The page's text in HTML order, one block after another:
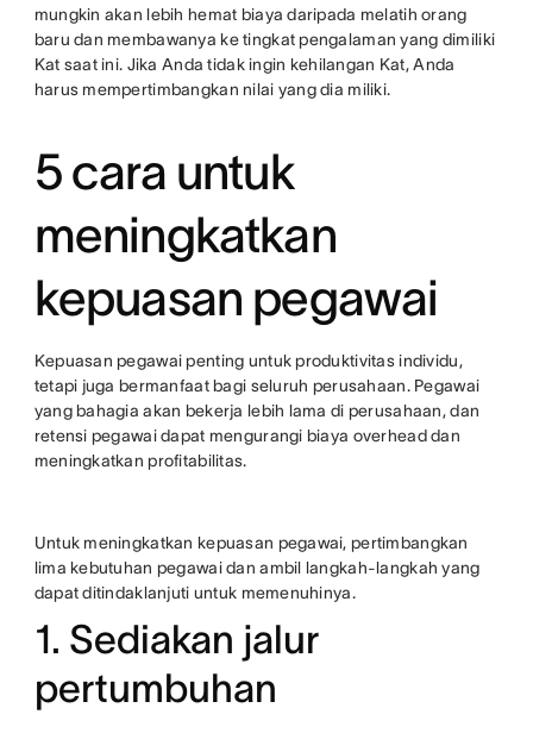
mungkin akan lebih hemat biaya daripada melatih orang
baru dan membawanya ke tingkat pengalaman yang dimiliki
Kat saat ini. Jika Anda tidak ingin kehilangan Kat, Anda
harus mempertimbangkan nilai yang dia miliki.
5 cara untuk
meningkatkan
kepuasan pegawai
Kepuasan pegawai penting untuk produktivitas individu,
tetapi juga bermanfaat bagi seluruh perusahaan. Pegawai
yang bahagia akan bekerja lebih lama di perusahaan, dan
retensi pegawai dapat mengurangi biaya overhead dan
meningkatkan profitabilitas.
Untuk meningkatkan kepuasan pegawai, pertimbangkan
lima kebutuhan pegawai dan ambil langkah-langkah yang
dapat ditindaklanjuti untuk memenuhinya.
1. Sediakan jalur
pertumbuhan